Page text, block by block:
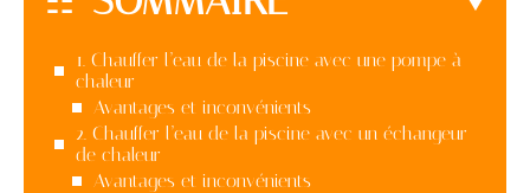
1. Chauffer l’eau de la piscine avec une pompe à
chaleur
Avantages et inconvénients
2. Chauffer l’eau de la piscine avec un échangeur
de chaleur
Avantages et inconvénients